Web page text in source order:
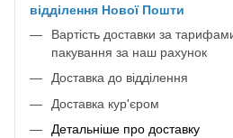
відділення Нової Пошти
Вартість доставки за
пакування за наш рахунок
Доставка до відділення
Доставка кур'єром
Детальніше про доставку